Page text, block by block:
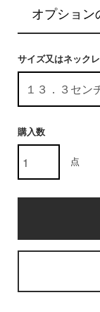
オプション
サイズ又はネック
購入数
点